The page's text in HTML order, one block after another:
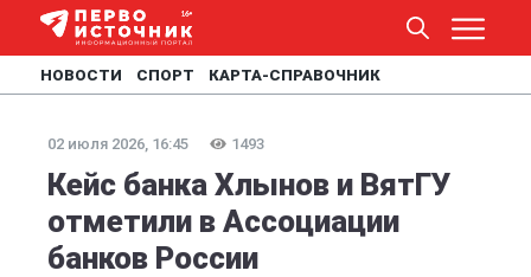
НОВОСТИ СПОРТ КАРТА-СПРАВОЧНИК
02 июля 2026, 16:45 1493
Кейс банка Хлынов и ВятГУ
отметили в Ассоциации
банков России